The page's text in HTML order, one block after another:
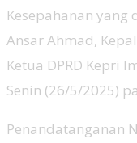
Kesepahanan
Ansar Ahmad,
Ketua DPRD Kepri
Senin (26/5/2025)
Penandatanganan